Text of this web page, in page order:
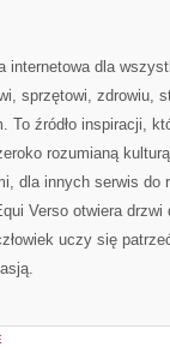
internetowa dla
sprzętowi, zdrowiu,
źródło inspiracji,
rozumianą
dla innych serwis do
Verso otwiera
uczy się